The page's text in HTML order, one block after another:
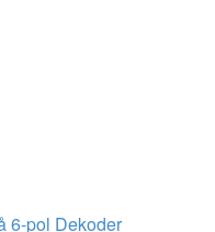
6-pol Dekoder